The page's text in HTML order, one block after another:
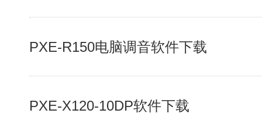
PXE-R150电脑调音软件下载
PXE-X120-10DP软件下载